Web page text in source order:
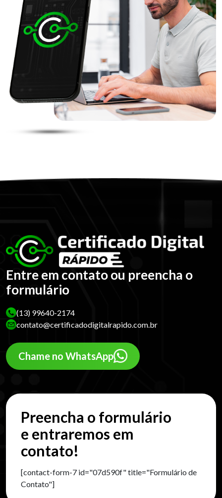
Entre em contato ou preencha o
formulário
(13) 99640-2174
contato@certificadodigitalrapido.com.br
Chame no WhatsApp
Preencha o formulário
e entraremos em
contato!
[contact-form-7 id="07d590f" title="Formulário de
Contato"]